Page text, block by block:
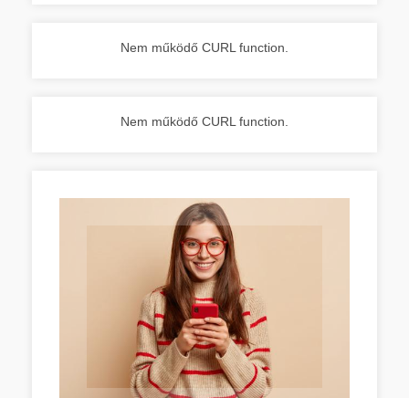
Nem működő CURL function.
Nem működő CURL function.